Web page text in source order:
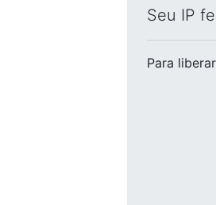
Seu IP
Para